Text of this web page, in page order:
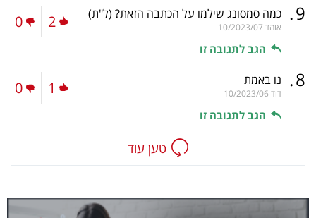
9
. כמה סמסונג שילמו על הכתבה הזאת? (ל"ת)
אוהד 10/2023/07
הגב לתגובה זו
2
0
8
. נו באמת
דוד 10/2023/06
הגב לתגובה זו
1
0
טען עוד